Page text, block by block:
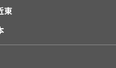
東